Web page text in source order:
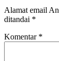
Alamat email
ditandai *
Komentar *